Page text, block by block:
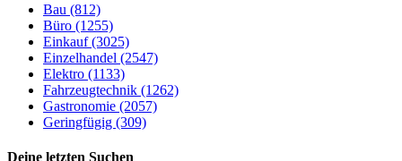
Bau (812)
Büro (1255)
Einkauf (3025)
Einzelhandel (2547)
Elektro (1133)
Fahrzeugtechnik (1262)
Gastronomie (2057)
Geringfügig (309)
Deine letzten Suchen